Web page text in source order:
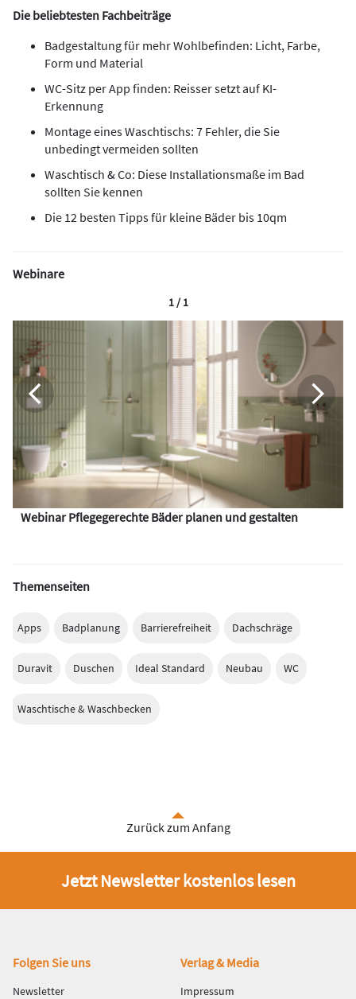
Die beliebtesten Fachbeiträge
Badgestaltung für mehr Wohlbefinden: Licht, Farbe,
Form und Material
WC-Sitz per App finden: Reisser setzt auf KI-
Erkennung
Montage eines Waschtischs: 7 Fehler, die Sie
unbedingt vermeiden sollten
Waschtisch & Co: Diese Installationsmaße im Bad
sollten Sie kennen
Die 12 besten Tipps für kleine Bäder bis 10qm
Webinare
Webinar Pflegegerechte Bäder planen und gestalten
1 / 1
Themenseiten
Apps Badplanung Barrierefreiheit Dachschräge
Duravit Duschen Ideal Standard Neubau WC
Waschtische & Waschbecken
Zurück zum Anfang
Jetzt Newsletter kostenlos lesen
Fußbereich
Folgen Sie uns
Newsletter
Verlag & Media
Impressum